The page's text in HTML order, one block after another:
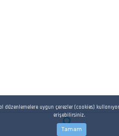
Arama
düzenlemelere uygun çerezler (cookies)
erişebilirsiniz.
Tamam